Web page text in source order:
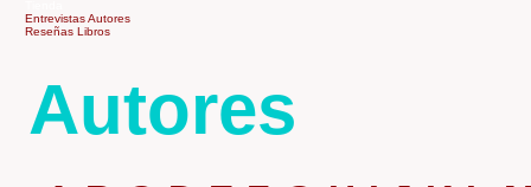
Entrevistas Autores
Reseñas Libros
Autores